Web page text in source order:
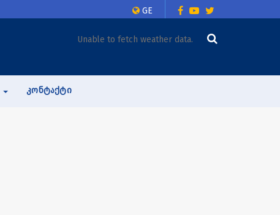
GE
Unable to fetch weather data.
ᲙᲝᲜᲢᲐᲥᲢᲘ